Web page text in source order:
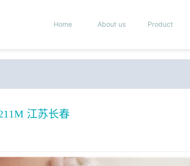
Home About us Product
江苏长春